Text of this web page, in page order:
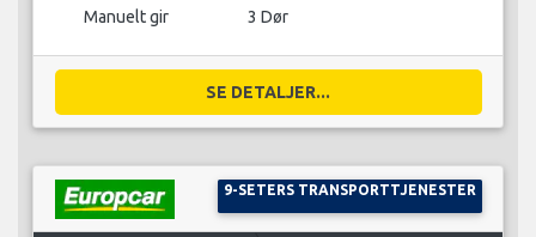
Manuelt gir 3 Dør
SE DETALJER...
9-SETERS TRANSPORTTJENESTER